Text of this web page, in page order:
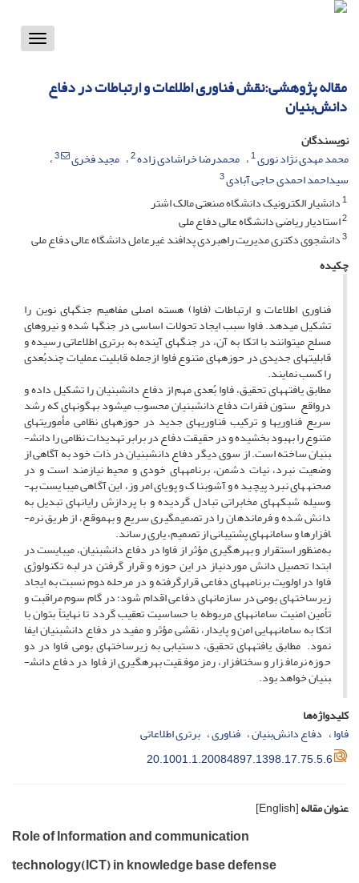
Toggle
مقاله پژوهشی:نقش فناوری اطلاعات و ارتباطات در دفاع
دانش‌بنیان
نویسندگان
محمد مهدی نژاد نوری1 محمدرضا خراشادی زاده2 مجید فخری 3
سیداحمد احمدی حاجی آبادی3
1دانشیار الکترونیک دانشگاه صنعتی مالک اشتر
2استادیار ریاضی دانشگاه عالی دفاع ملی
3دانشجوی دکتری مدیریت راهبردی پدافند غیرعامل دانشگاه عالی دفاع ملی
چکیده
فناوری اطلاعات و ارتباطات (فاوا) هسته اصلی مفاهیم جنگ­های نوین را
تشکیل می­دهد. فاوا سبب ایجاد تحولات اساسی در جنگ­ها شده و نیروهای
مسلح می­توانند با اتکا به آن، در جنگ­های آینده به برتری اطلاعاتی رسیده و
قابلیت­های جدیدی در حوزه­های متنوع فاوا ازجمله قابلیت عملیات چندبُعدی
را کسب نمایند.
مطابق یافته­های تحقیق، فاوا بُعدی مهم از دفاع دانش­بنیان را تشکیل داده و
درواقع ستون فقرات دفاع دانش­بنیان محسوب می­شود به­گونه­ای که رشد
سریع فناوری­ها و ترکیب فناوری­های جدید در حوزه­های نظامی مأموریت­های
متنوع را بهبود بخشیده و در حقیقت دفاع در برابر تهدیدات نظامی را دانش­
بنیان ساخته است. از سوی دیگر دفاع دانش­بنیان در ذات خود به آگاهی از
وضعیت نبرد، نیات دشمن، برنامه­های خودی و محیط نیازمند است و در
صحنه­های نبرد پیچیده و آشوبناک و پویای امروز، این آگاهی می­بایست به­
وسیله شبکه­های مخابراتی تبادل گردیده و با پردازش رایانه­ای تبدیل به
دانش شده و فرماندهان را در تصمیم­گیری سریع و به­موقع، از طریق نرم­
افزارها و سامانه­های پشتیبانی از تصمیم، یاری رساند.
به‌منظور استقرار و بهره­گیری مؤثر از فاوا در دفاع دانش­بنیان، می­بایست در
ابتدا تحصیل دانش موردنیاز در این حوزه و قرار گرفتن در لبه تکنولوژی
فاوا در اولویت برنامه­های دفاعی قرارگرفته و در مرحله دوم نسبت به ایجاد
زیرساخت­های بومی در سازمان­های دفاعی اقدام شود؛ در گام سوم مراقبت و
تأمین امنیت سامانه­های مربوطه با حساسیت تعقیب گردد تا نهایتاً بتوان با
اتکا به سامانه­هایی امن و پایدار، نقشی مؤثر و مفید در دفاع دانش­بنیان ایفا
نمود. مطابق یافته­های تحقیق، دستیابی به زیرساخت­های بومی فاوا در دو
حوزه نرم­افزار و سخت­افزار، رمز موفقیت بهره­گیری از فاوا در دفاع دانش­
بنیان خواهد بود.
کلیدواژه‌ها
فاوا دفاع دانش‌بنیان فناوری برتری اطلاعاتی
20.1001.1.20084897.1398.17.75.5.6
عنوان مقاله[English]
Role of Information and communication
technology(ICT) in knowledge base defense